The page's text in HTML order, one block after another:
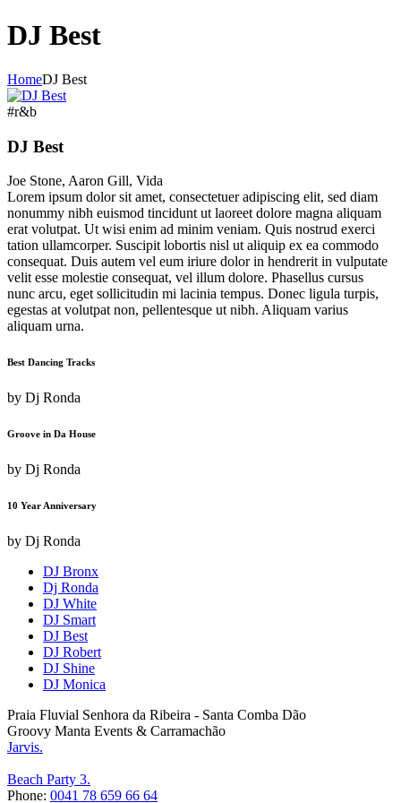
DJ Best
HomeDJ Best
#r&b
DJ Best
Joe Stone, Aaron Gill, Vida
Lorem ipsum dolor sit amet, consectetuer adipiscing elit, sed diam
nonummy nibh euismod tincidunt ut laoreet dolore magna aliquam
erat volutpat. Ut wisi enim ad minim veniam. Quis nostrud exerci
tation ullamcorper. Suscipit lobortis nisl ut aliquip ex ea commodo
consequat. Duis autem vel eum iriure dolor in hendrerit in vulputate
velit esse molestie consequat, vel illum dolore. Phasellus cursus
nunc arcu, eget sollicitudin mi lacinia tempus. Donec ligula turpis,
egestas at volutpat non, pellentesque ut nibh. Aliquam varius
aliquam urna.
Best Dancing Tracks
by Dj Ronda
Groove in Da House
by Dj Ronda
10 Year Anniversary
by Dj Ronda
DJ Bronx
Dj Ronda
DJ White
DJ Smart
DJ Best
DJ Robert
DJ Shine
DJ Monica
Praia Fluvial Senhora da Ribeira - Santa Comba Dão
Groovy Manta Events & Carramachão
Jarvis.
Beach Party 3.
Phone: 0041 78 659 66 64